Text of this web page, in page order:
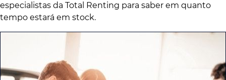
especialistas da Total Renting para saber em quanto
tempo estará em stock.